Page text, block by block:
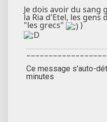
Je dois avoir du sang
la Ria d'Etel, les gens
"les grecs" )
Ce message s’auto-
minutes